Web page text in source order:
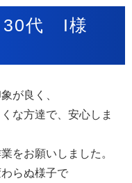
30代 I様
が良く、
な方達で、安心しま
をお願いしました。
らぬ様子で